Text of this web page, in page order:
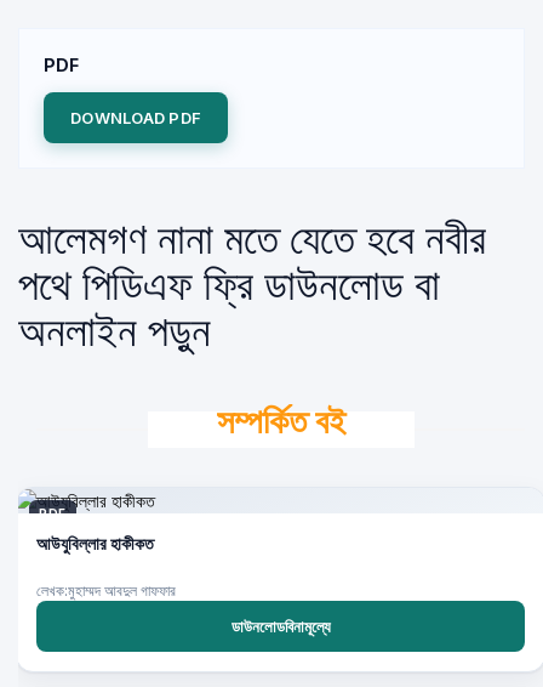
PDF
DOWNLOAD PDF
আলেমগণ নানা মতে যেতে হবে নবীর
পথে পিডিএফ ফ্রি ডাউনলোড বা
অনলাইন পড়ুন
সম্পর্কিত বই
PDF
আউযুবিল্লার হাকীকত
লেখক:মুহাম্মদ আবদুল গাফফার
ডাউনলোডবিনামূল্যে